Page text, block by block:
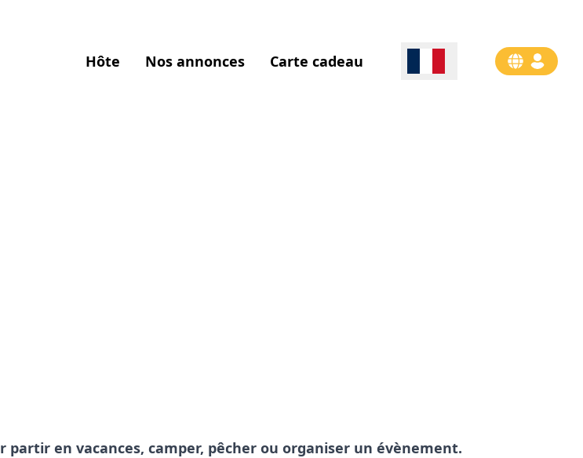
Hôte Nos annonces Carte cadeau
en vacances, camper, pêcher ou organiser un évènement.